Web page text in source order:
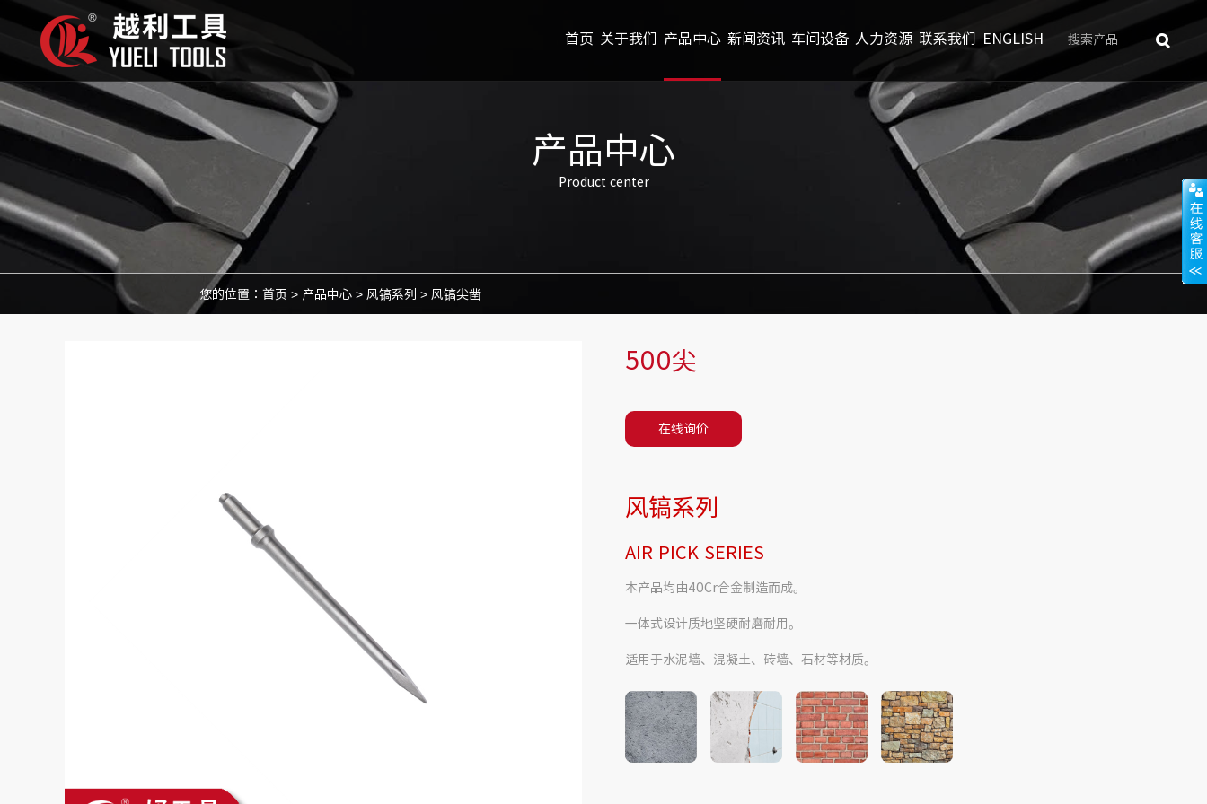
首页 关于我们 产品中心 新闻资讯 车间设备 人力资源 联系我们 ENGLISH
产品中心
Product center
您的位置： 首页 > 产品中心> 风镐系列 > 风镐尖凿
500尖
在线询价
风镐系列
AIR PICK SERIES
本产品均由40Cr合金制造而成。
一体式设计质地坚硬耐磨耐用。
适用于水泥墙、混凝土、砖墙、石材等材质。